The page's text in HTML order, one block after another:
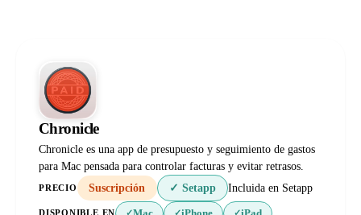
Chronicle
Chronicle es una app de presupuesto y seguimiento de gastos
para Mac pensada para controlar facturas y evitar retrasos.
PRECIO Suscripción ✓ Setapp Incluida en Setapp
DISPONIBLE EN ✓ ✓ ✓